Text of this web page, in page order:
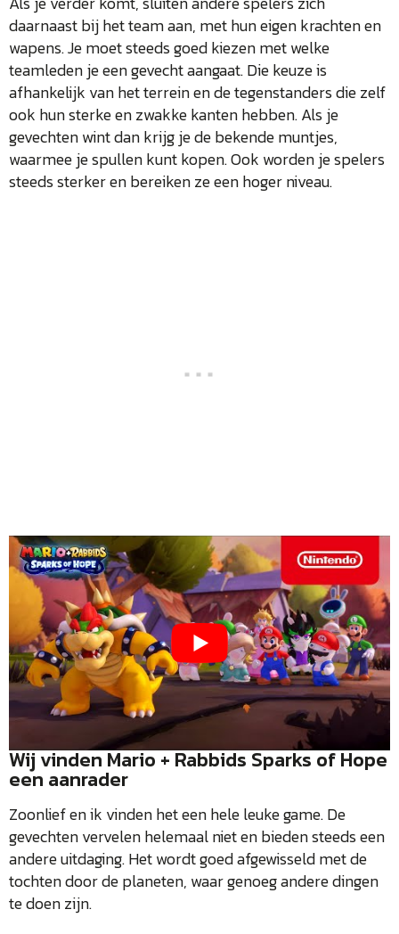
daarnaast bij het team aan, met hun eigen krachten en
wapens. Je moet steeds goed kiezen met welke
teamleden je een gevecht aangaat. Die keuze is
afhankelijk van het terrein en de tegenstanders die zelf
ook hun sterke en zwakke kanten hebben. Als je
gevechten wint dan krijg je de bekende muntjes,
waarmee je spullen kunt kopen. Ook worden je spelers
steeds sterker en bereiken ze een hoger niveau.
Wij vinden Mario + Rabbids Sparks of Hope
een aanrader
Zoonlief en ik vinden het een hele leuke game. De
gevechten vervelen helemaal niet en bieden steeds een
andere uitdaging. Het wordt goed afgewisseld met de
tochten door de planeten, waar genoeg andere dingen
te doen zijn.